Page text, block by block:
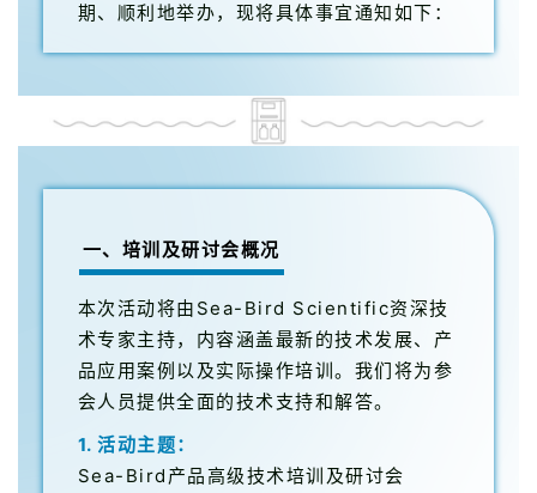
期、顺利地举办，现将具体事宜通知如下：
一、培训及研讨会概况
本次活动将由Sea-Bird Scientific资深技
术专家主持，内容涵盖最新的技术发展、产
品应用案例以及实际操作培训。我们将为参
会人员提供全面的技术支持和解答。
1. 活动主题：
Sea-Bird产品高级技术培训及研讨会